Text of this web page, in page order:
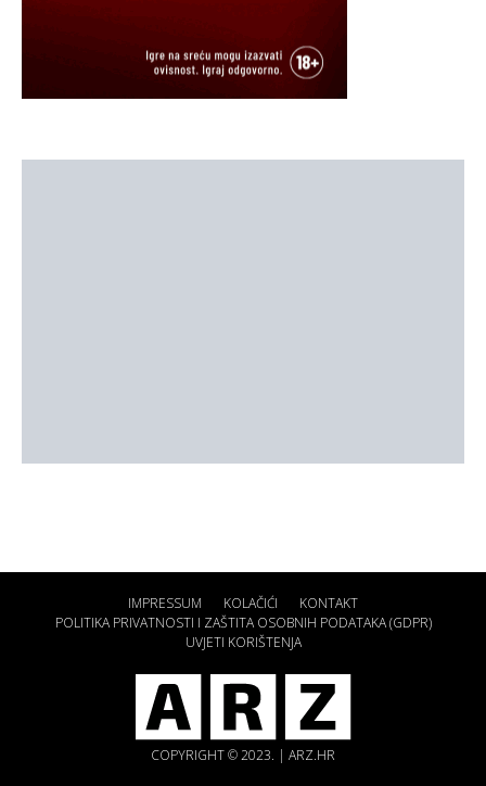
IMPRESSUM KOLAČIĆI
KONTAKT
POLITIKA PRIVATNOSTI I ZAŠTITA OSOBNIH PODATAKA (GDPR)
UVJETI KORIŠTENJA
COPYRIGHT © 2023. | ARZ.HR